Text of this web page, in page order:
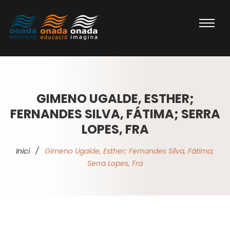
GIMENO UGALDE, ESTHER;
FERNANDES SILVA, FÁTIMA; SERRA
LOPES, FRA
Inici / Gimeno Ugalde, Esther; Fernandes Silva, Fátima;
Serra Lopes, Fra